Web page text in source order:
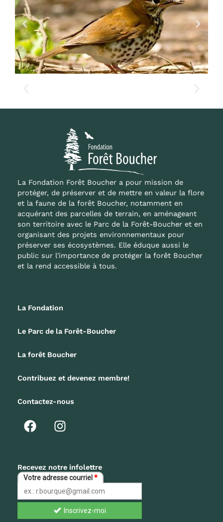
La Fondation Forêt Boucher a pour mission de
protéger, de préserver et de mettre en valeur la flore
et la faune de la forêt Boucher, notamment en
acquérant des parcelles de terrain, en aménageant
son territoire avec le Parc de la Forêt-Boucher et en
organisant des projets environnementaux pour
préserver ses écosystèmes. Elle éduque aussi le
public sur l'importance de protéger la forêt Boucher
et la rend accessible à tous.
La Fondation
Le Parc de la Forêt-Boucher
La forêt Boucher
Contribuez et devenez membre!
Contactez-nous
F
a
b
o
o
k
I
n
a
g
r
a
m
Recevez notre infolettre